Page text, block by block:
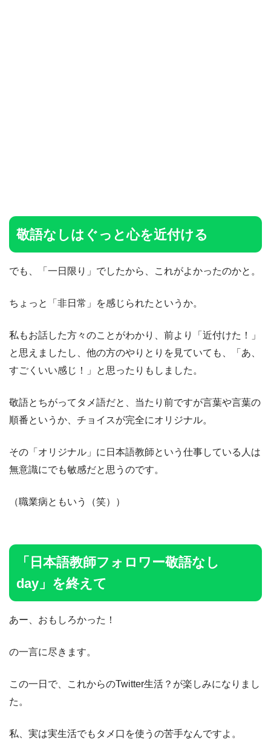
敬語なしはぐっと心を近付ける
でも、「一日限り」でしたから、これがよかったのかと。
ちょっと「非日常」を感じられたというか。
私もお話した方々のことがわかり、前より「近付けた！」
と思えましたし、他の方のやりとりを見ていても、「あ、
すごくいい感じ！」と思ったりもしました。
敬語とちがってタメ語だと、当たり前ですが言葉や言葉の
順番というか、チョイスが完全にオリジナル。
その「オリジナル」に日本語教師という仕事している人は
無意識にでも敏感だと思うのです。
（職業病ともいう（笑））
「日本語教師フォロワー敬語なし
day」を終えて
あー、おもしろかった！
の一言に尽きます。
この一日で、これからのTwitter生活？が楽しみになりまし
た。
私、実は実生活でもタメ口を使うの苦手なんですよ。